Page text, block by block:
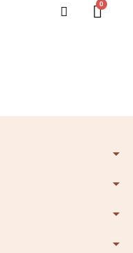
arrow_drop_down
arrow_drop_down
arrow_drop_down
arrow_drop_down